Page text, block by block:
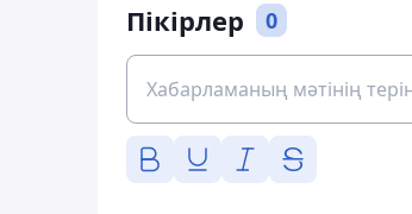
Пікірлер 0